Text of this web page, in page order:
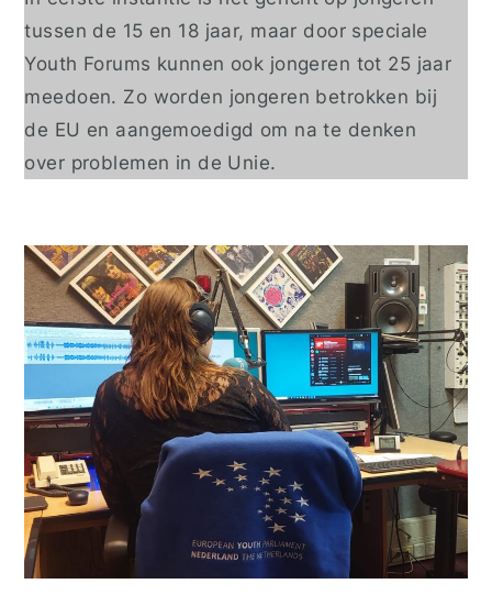
tussen de 15 en 18 jaar, maar door speciale
Youth Forums kunnen ook jongeren tot 25 jaar
meedoen. Zo worden jongeren betrokken bij
de EU en aangemoedigd om na te denken
over problemen in de Unie.